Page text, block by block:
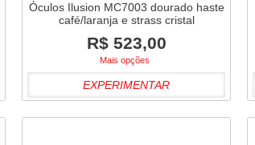
Óculos Ilusion MC7003 dourado haste
café/laranja e strass cristal
R$ 523,00
Mais opções
EXPERIMENTAR